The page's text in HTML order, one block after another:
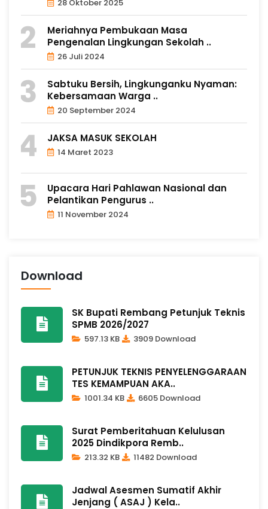
28 Oktober 2025
Meriahnya Pembukaan Masa
Pengenalan Lingkungan Sekolah ..
26 Juli 2024
Sabtuku Bersih, Lingkunganku Nyaman:
Kebersamaan Warga ..
20 September 2024
JAKSA MASUK SEKOLAH
14 Maret 2023
Upacara Hari Pahlawan Nasional dan
Pelantikan Pengurus ..
11 November 2024
Download
SK Bupati Rembang Petunjuk Teknis
SPMB 2026/2027
597.13 KB 3909 Download
PETUNJUK TEKNIS PENYELENGGARAAN
TES KEMAMPUAN AKA..
1001.34 KB 6605 Download
Surat Pemberitahuan Kelulusan
2025 Dindikpora Remb..
213.32 KB 11482 Download
Jadwal Asesmen Sumatif Akhir
Jenjang ( ASAJ ) Kela..